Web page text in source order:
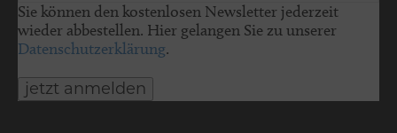
Sie können den kostenlosen Newsletter jederzeit
wieder abbestellen. Hier gelangen Sie zu unserer
Datenschutzerklärung.
jetzt anmelden